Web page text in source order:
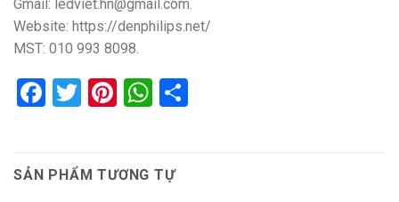
Gmail: ledviet.hn@gmail.com.
Website: https://denphilips.net/
MST: 010 993 8098.
Facebook
Twitter
Pinterest
WhatsApp
SẢN PHẨM TƯƠNG TỰ